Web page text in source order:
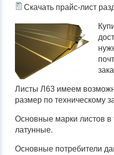
Скачать прайс-лист
Листы Л63 имеем
размер по техническому
Основные марки листов
латунные.
Основные потребители